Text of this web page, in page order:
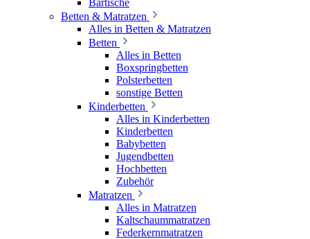
Bartische
Betten & Matratzen
Alles in Betten & Matratzen
Betten
Alles in Betten
Boxspringbetten
Polsterbetten
sonstige Betten
Kinderbetten
Alles in Kinderbetten
Kinderbetten
Babybetten
Jugendbetten
Hochbetten
Zubehör
Matratzen
Alles in Matratzen
Kaltschaummatratzen
Federkernmatratzen